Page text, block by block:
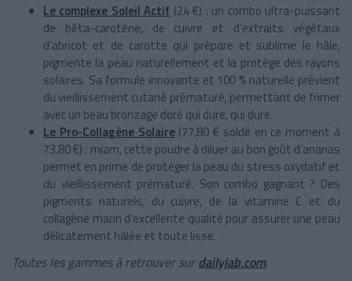
Le complexe Soleil Actif (24 €) : un combo ultra-puissant
de bêta-carotène, de cuivre et d’extraits végétaux
d’abricot et de carotte qui prépare et sublime le hâle,
pigmente la peau naturellement et la protège des rayons
solaires. Sa formule innovante et 100 % naturelle prévient
du vieillissement cutané prématuré, permettant de frimer
avec un beau bronzage doré qui dure, qui dure.
Le Pro-Collagène Solaire(77,80 € soldé en ce moment à
73,80 €) : miam, cette poudre à diluer au bon goût d’ananas
permet en prime de protéger la peau du stress oxydatif et
du vieillissement prématuré. Son combo gagnant ? Des
pigments naturels, du cuivre, de la vitamine C et du
collagène marin d’excellente qualité pour assurer une peau
délicatement hâlée et toute lisse.
Toutes les gammes à retrouver surdailylab.com.